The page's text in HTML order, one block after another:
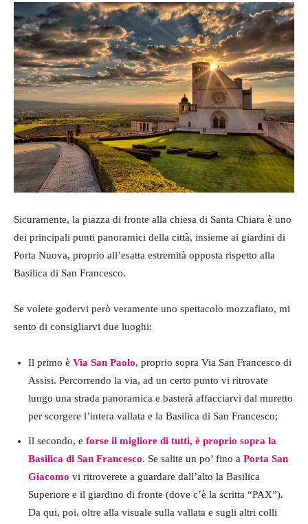
Sicuramente, la piazza di fronte alla chiesa di Santa Chiara è uno
dei principali punti panoramici della città, insieme ai giardini di
Porta Nuova, proprio all’esatta estremità opposta rispetto alla
Basilica di San Francesco.
Se volete godervi però veramente uno spettacolo mozzafiato, mi
sento di consigliarvi due luoghi:
Il primo è Via San Paolo, proprio sopra Via San Francesco di
Assisi. Percorrendo la via, ad un certo punto vi ritrovate
lungo una strada panoramica e basterà affacciarvi dal muretto
per scorgere l’intera vallata e la Basilica di San Francesco;
Il secondo, e forse il migliore di tutti, è proprio sopra la
Basilica di San Francesco. Se salite un po’ fino a Porta San
Giacomo vi ritroverete a guardare dall’alto la Basilica
Superiore e il giardino di fronte (dove c’è la scritta “PAX”).
Da qui, poi, oltre alla visuale sulla vallata e sugli altri colli